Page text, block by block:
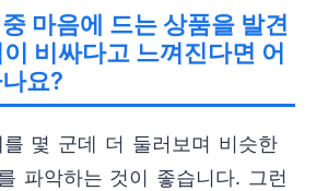
마음에 드는 상품을 발견
비싸다고 느껴진다면 어
요?
몇 군데 더 둘러보며 비슷한
파악하는 것이 좋습니다. 그런